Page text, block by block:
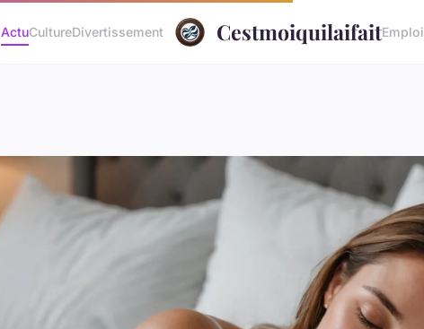
ActuCultureDivertissement CestmoiquilaifaitEmploi